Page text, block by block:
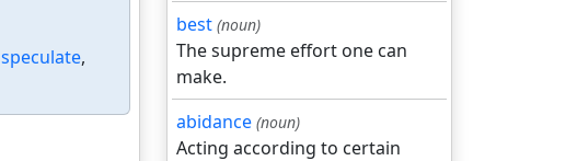
speculate,
best (noun)
The supreme effort one can
make.
abidance (noun)
Acting according to certain